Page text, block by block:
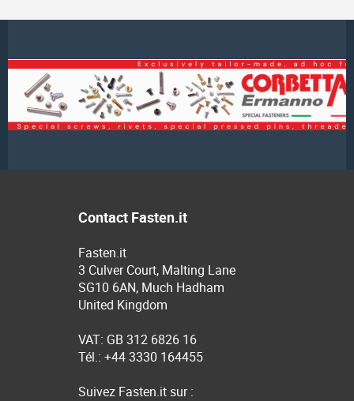
Contact Fasten.it
Fasten.it
3 Culver Court, Malting Lane
SG10 6AN, Much Hadham
United Kingdom
VAT: GB 312 6826 16
Tél.: +44 3330 164455
Suivez Fasten.it sur :